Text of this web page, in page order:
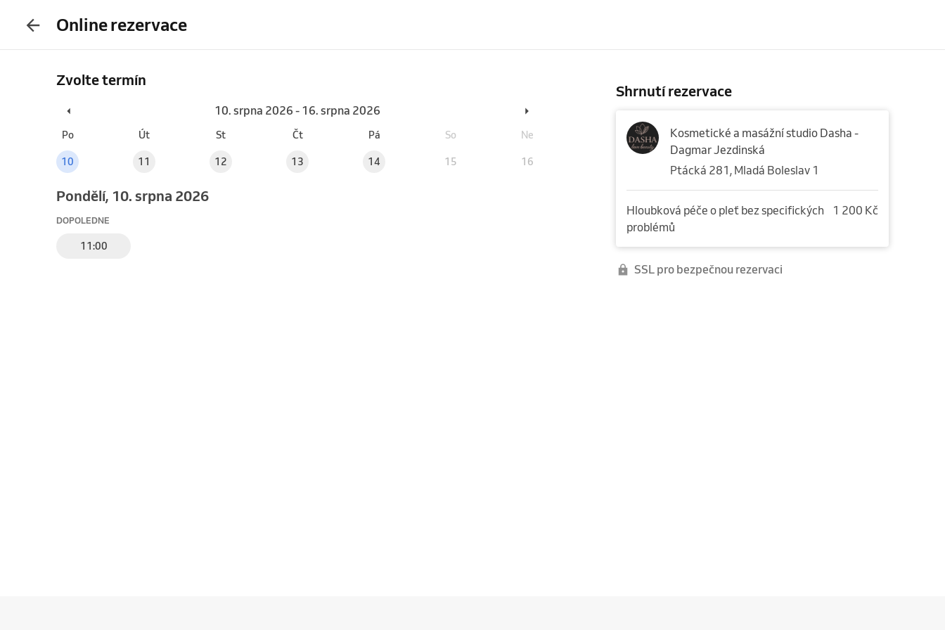
Online rezervace
Zvolte termín
10. srpna 2026 - 16. srpna 2026
Po Út St Čt Pá So Ne
10 11 12 13 14 15 16
pondělí, 10. srpna 2026
DOPOLEDNE
11:00
Shrnutí rezervace
Kosmetické a masážní studio Dasha -
Dagmar Jezdinská
Ptácká 281, Mladá Boleslav 1
Hloubková péče o pleť bez specifických
problémů
1 200 Kč
SSL pro bezpečnou rezervaci